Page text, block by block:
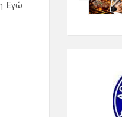
Εγώ